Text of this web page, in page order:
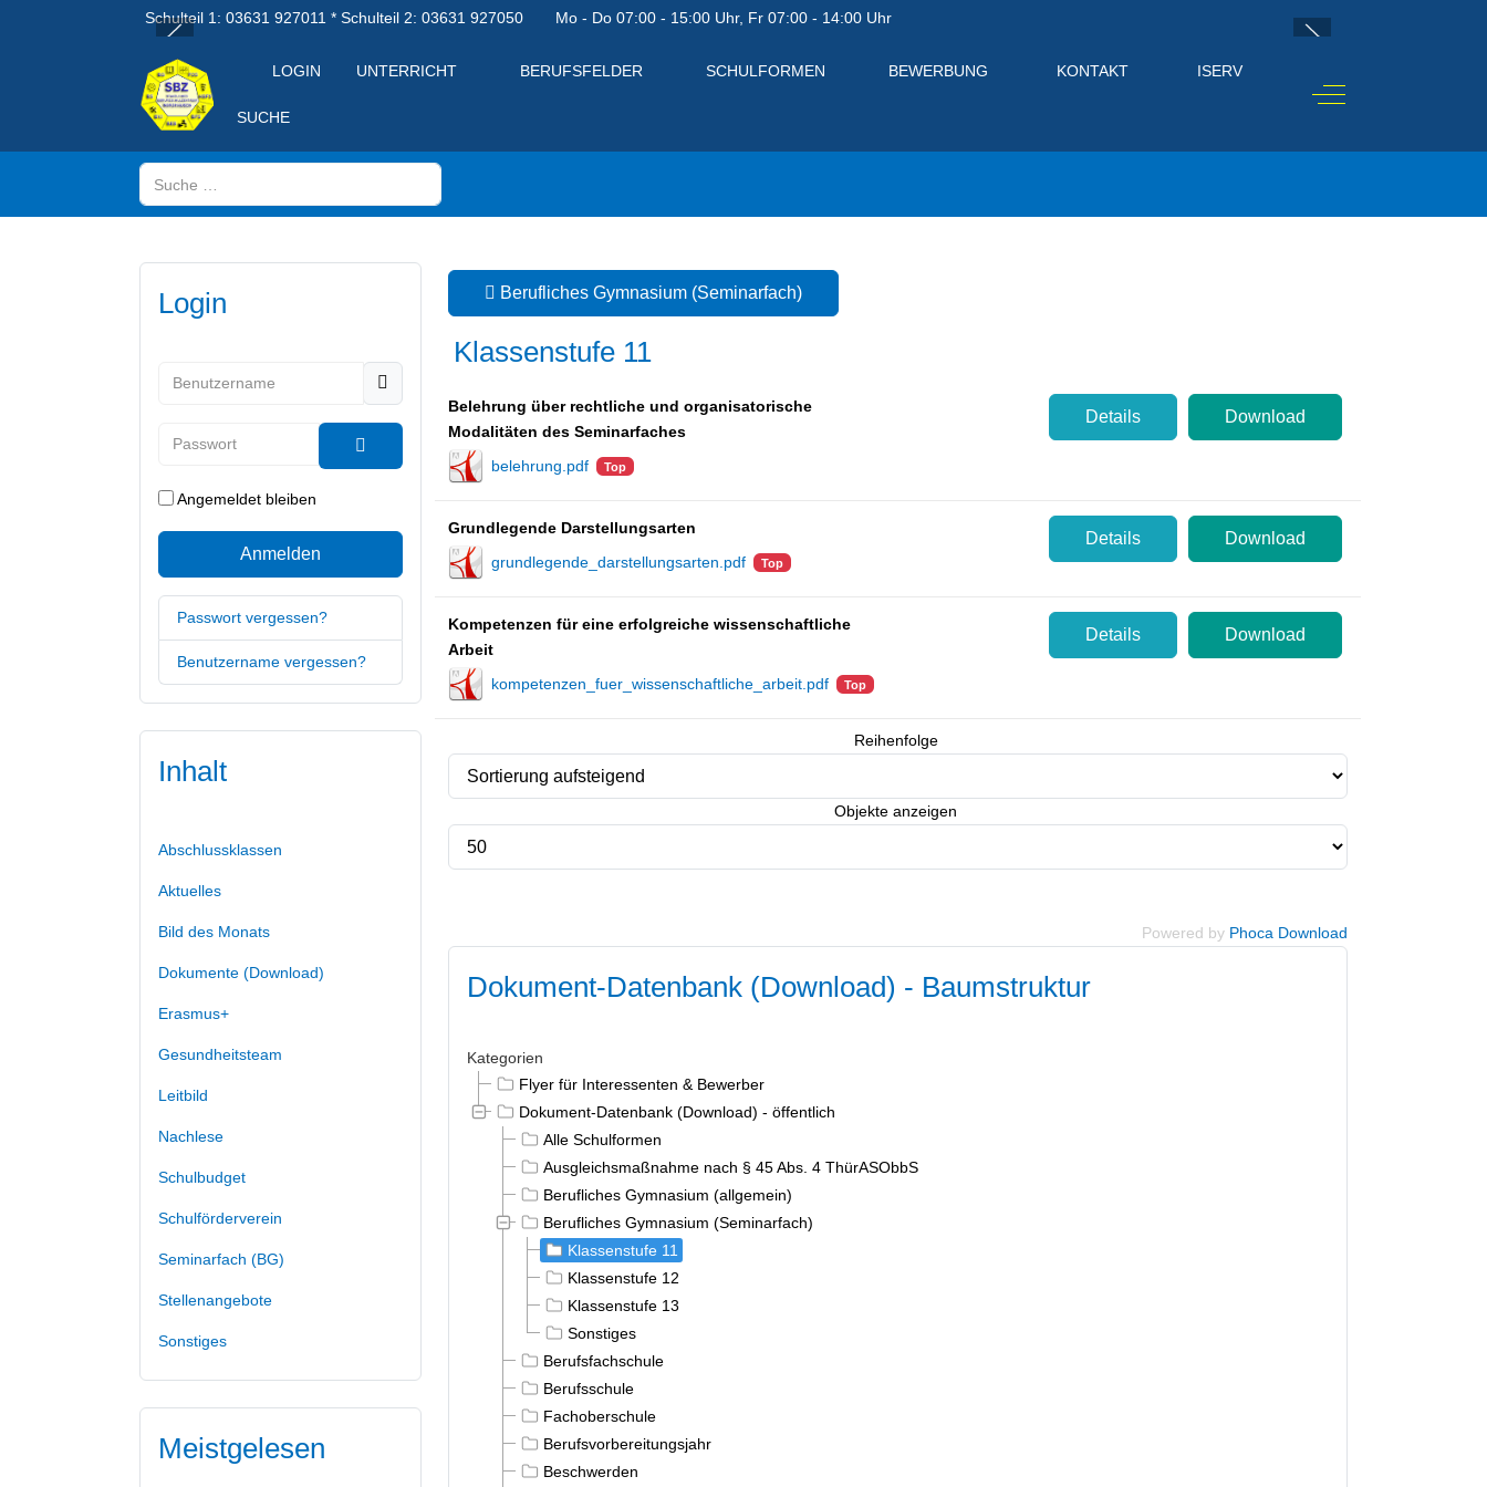
Schulteil 1: 03631 927011 * Schulteil 2: 03631 927050 Mo - Do 07:00 - 15:00 Uhr, Fr 07:00 - 14:00 Uhr
LOGIN UNTERRICHT BERUFSFELDER SCHULFORMEN BEWERBUNG KONTAKT ISERV
SUCHE
Off-Canvas Toggle
Suchen
Login
Passwort anzeigen
Angemeldet bleiben
Anmelden
Passwort vergessen?
Benutzername vergessen?
Inhalt
Abschlussklassen
Aktuelles
Bild des Monats
Dokumente (Download)
Erasmus+
Gesundheitsteam
Leitbild
Nachlese
Schulbudget
Schulförderverein
Seminarfach (BG)
Stellenangebote
Sonstiges
Meistgelesen
Berufliches Gymnasium (Seminarfach)
Klassenstufe 11
Belehrung über rechtliche und organisatorische
Modalitäten des Seminarfaches
belehrung.pdf
Top
Download
Details
Grundlegende Darstellungsarten
grundlegende_darstellungsarten.pdf
Top
Download
Details
Kompetenzen für eine erfolgreiche wissenschaftliche
Arbeit
kompetenzen_fuer_wissenschaftliche_arbeit.pdf
Top
Download
Details
Reihenfolge
Objekte anzeigen
Powered by Phoca Download
Dokument-Datenbank (Download) - Baumstruktur
Kategorien
Flyer für Interessenten & Bewerber
Dokument-Datenbank (Download) - öffentlich
Alle Schulformen
Ausgleichsmaßnahme nach § 45 Abs. 4 ThürASObbS
Berufliches Gymnasium (allgemein)
Berufliches Gymnasium (Seminarfach)
Klassenstufe 11
Klassenstufe 12
Klassenstufe 13
Sonstiges
Berufsfachschule
Berufsschule
Fachoberschule
Berufsvorbereitungsjahr
Beschwerden